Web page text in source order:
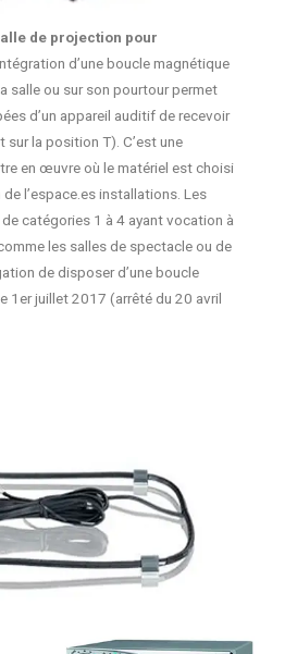
de projection pour
d’une boucle magnétique
salle ou sur son pourtour permet
d’un appareil auditif de recevoir
sur la position T). C’est une
en œuvre où le matériel est choisi
l’espace.es installations. Les
catégories 1 à 4 ayant vocation à
les salles de spectacle ou de
de disposer d’une boucle
1er juillet 2017 (arrêté du 20 avril